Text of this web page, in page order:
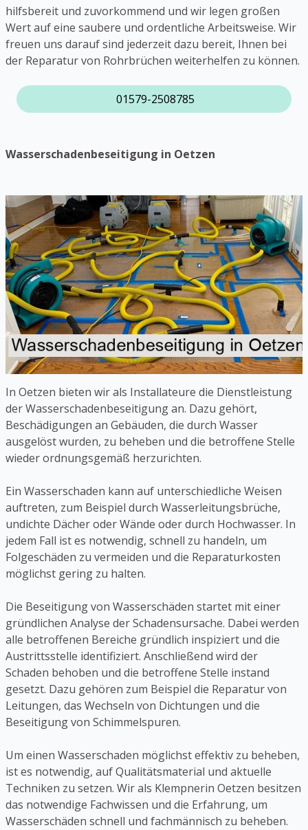
hilfsbereit und zuvorkommend und wir legen großen
Wert auf eine saubere und ordentliche Arbeitsweise. Wir
freuen uns darauf sind jederzeit dazu bereit, Ihnen bei
der Reparatur von Rohrbrüchen weiterhelfen zu können.
01579-2508785
Wasserschadenbeseitigung in Oetzen
In Oetzen bieten wir als Installateure die Dienstleistung
der Wasserschadenbeseitigung an. Dazu gehört,
Beschädigungen an Gebäuden, die durch Wasser
ausgelöst wurden, zu beheben und die betroffene Stelle
wieder ordnungsgemäß herzurichten.
Ein Wasserschaden kann auf unterschiedliche Weisen
auftreten, zum Beispiel durch Wasserleitungsbrüche,
undichte Dächer oder Wände oder durch Hochwasser. In
jedem Fall ist es notwendig, schnell zu handeln, um
Folgeschäden zu vermeiden und die Reparaturkosten
möglichst gering zu halten.
Die Beseitigung von Wasserschäden startet mit einer
gründlichen Analyse der Schadensursache. Dabei werden
alle betroffenen Bereiche gründlich inspiziert und die
Austrittsstelle identifiziert. Anschließend wird der
Schaden behoben und die betroffene Stelle instand
gesetzt. Dazu gehören zum Beispiel die Reparatur von
Leitungen, das Wechseln von Dichtungen und die
Beseitigung von Schimmelspuren.
Um einen Wasserschaden möglichst effektiv zu beheben,
ist es notwendig, auf Qualitätsmaterial und aktuelle
Techniken zu setzen. Wir als Klempnerin Oetzen besitzen
das notwendige Fachwissen und die Erfahrung, um
Wasserschäden schnell und fachmännisch zu beheben.